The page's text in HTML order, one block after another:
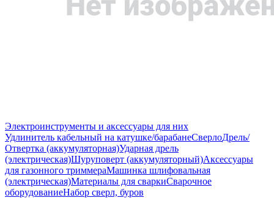
Электроинструменты и аксессуары для них
Удлинитель кабельный на катушке/барабанеСверлоДрель/
Отвертка (аккумуляторная)Ударная дрель
(электрическая)Шуруповерт (аккумуляторный)Аксессуары
для газонного триммераМашинка шлифовальная
(электрическая)Материалы для сваркиСварочное
оборудованиеНабор сверл, буров